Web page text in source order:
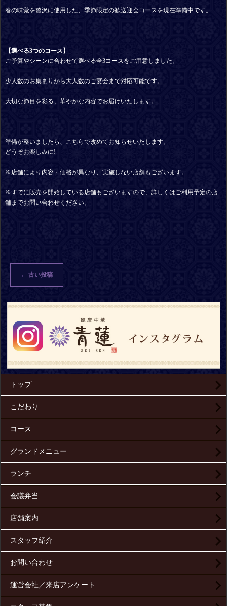
春の味覚を贅沢に使用した、季節限定の歓送迎会コースを現在準備中です。
【選べる3つのコース 】
ご予算やシーンに合わせて選べる全3コースをご用意しました。
少人数のお集まりから大人数のご宴会まで対応可能です。
大切な節目を彩る、華やかな内容でお届けいたします。
準備が整いましたら、こちらで改めてお知らせいたします。
どうぞお楽しみに!
※店舗により内容・価格が異なり、実施しない店舗もございます。
※すでに販売を開始している店舗もございますので、詳しくはご利用予定の店
舗までお問い合わせください。
← 古い投稿
トップ
こだわり
コース
グランドメニュー
ランチ
会議弁当
店舗案内
スタッフ紹介
お問い合わせ
運営会社／来店アンケート